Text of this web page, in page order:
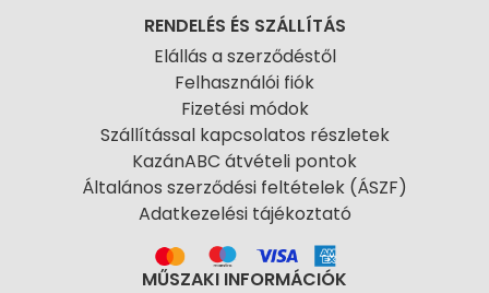
RENDELÉS ÉS SZÁLLÍTÁS
Elállás a szerződéstől
Felhasználói fiók
Fizetési módok
Szállítással kapcsolatos részletek
KazánABC átvételi pontok
Általános szerződési feltételek (ÁSZF)
Adatkezelési tájékoztató
MŰSZAKI INFORMÁCIÓK